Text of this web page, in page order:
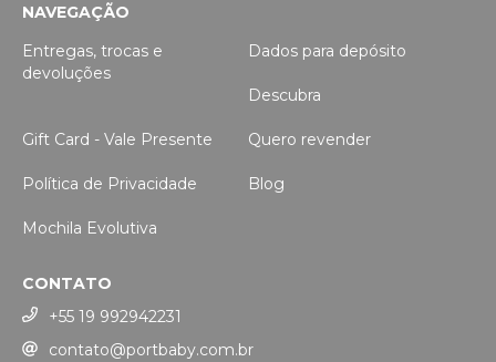
NAVEGAÇÃO
Entregas, trocas e
devoluções
Dados para depósito
Descubra
Gift Card - Vale Presente Quero revender
Política de Privacidade Blog
Mochila Evolutiva
CONTATO
+55 19 992942231
contato@portbaby.com.br